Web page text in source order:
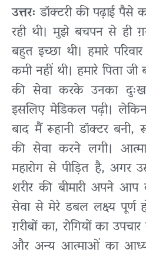
उत्तरःडॉक्टरी की पढ़ाई
रही थी। मुझे बचपन से ही
बहुत इच्छा थी। हमारे
कमी नहीं थी। हमारे पिता जी
की सेवा करके उनका
इसलिए मेडिकल पढ़ी।
बाद मैं रूहानी डॉक्टर
की सेवा करने लगी।
महारोग से पीड़ित है, अगर
शरीर की बीमारी अपने आप
सेवा से मेरे डबल लक्ष्य पूर्ण
ग़रीबों का, रोगियों का
और अन्य आत्माओं का